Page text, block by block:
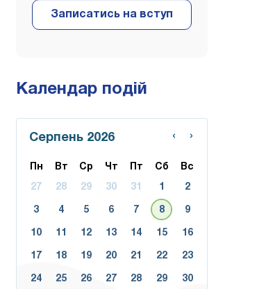
Календар подій
›
‹
Серпень 2026
Пн Вт Ср Чт Пт Сб Вс
27 28 29 30 31 1 2
3 4 5 6 7 8 9
10 11 12 13 14 15 16
17 18 19 20 21 22 23
24 25 26 27 28 29 30